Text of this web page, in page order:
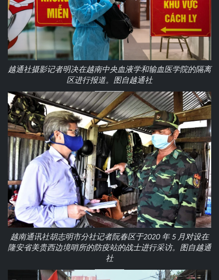
越通社摄影记者明决在越南中央血液学和输血医学院的隔离
区进行报道。图自越通社
越南通讯社胡志明市分社记者阮春区于2020 年 5 月对设在
隆安省美贵西边境哨所的防疫站的战士进行采访。图自越通
社